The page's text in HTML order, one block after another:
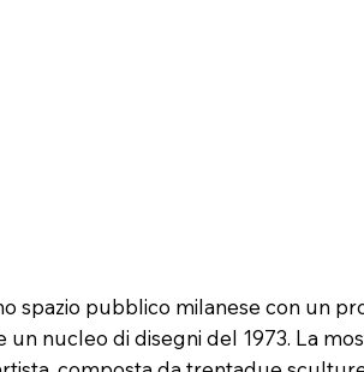
spazio pubblico milanese con un
un nucleo di disegni del 1973. La